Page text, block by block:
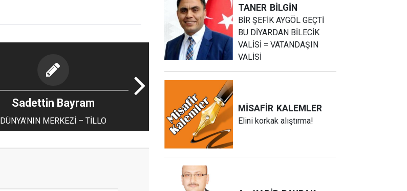
Sadettin Bayram
DÜNYA’NIN MERKEZİ – TİLLO
TANER BİLGİN
BİR ŞEFİK AYGÖL GEÇTİ
BU DİYARDAN BİLECİK
VALİSİ = VATANDAŞIN
VALİSİ
MİSAFİR KALEMLER
Elini korkak alıştırma!